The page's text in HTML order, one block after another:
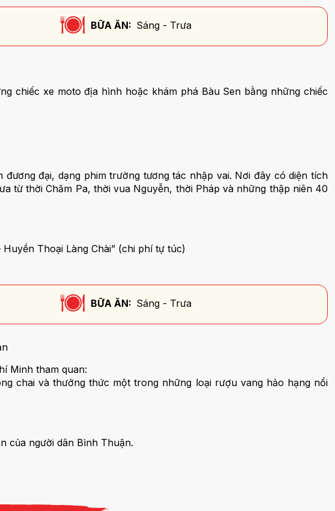
BỮA ĂN: Sáng - Trưa
chiếc xe moto địa hình hoặc khám phá Bàu Sen bằng những chiếc
đại, dạng phim trường tương tác nhập vai. Nơi đây có diện tích
từ thời Chăm Pa, thời vua Nguyễn, thời Pháp và những thập niên 40
Thoại Làng Chài” (chi phí tự túc)
BỮA ĂN: Sáng - Trưa
Minh tham quan:
chai và thưởng thức một trong những loại rượu vang hảo hạng nổi
của người dân Bình Thuận.